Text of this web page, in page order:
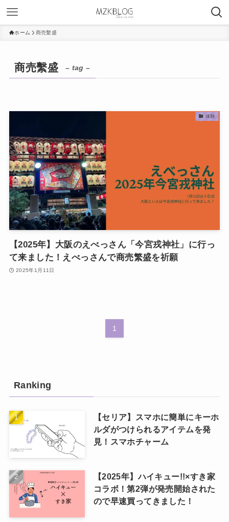
ホーム 商売繫盛
商売繫盛 – tag –
体験
【2025年】大阪のえべっさん「今宮戎神社」に行っ
て来ました！えべっさんで商売繁盛を祈願
2025年1月11日
1
Ranking
【セリア】スマホに簡単にキーホ
ルダがつけられるアイテムを発
見！スマホチャーム
【2025年】ハイキュー!!×すき家
コラボ！第2弾が発売開始された
ので早速買ってきました！